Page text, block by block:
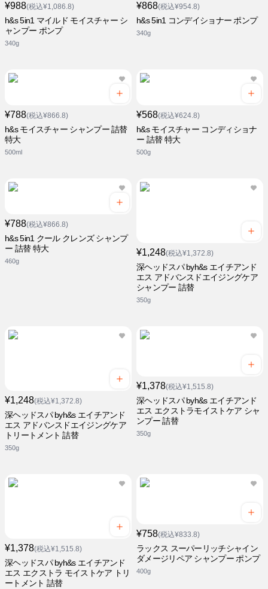
¥988(税込¥1,086.8)
h&s 5in1 マイルド モイスチャー シ
ャンプー ポンプ
340g
¥868(税込¥954.8)
h&s 5in1 コンデイショナー ポンプ
340g
¥788(税込¥866.8)
h&s モイスチャー シャンプー 詰替
特大
500ml
¥568(税込¥624.8)
h&s モイスチャー コンディショナ
ー 詰替 特大
500g
¥788(税込¥866.8)
h&s 5in1 クール クレンズ シャンプ
ー 詰替 特大
460g
¥1,248(税込¥1,372.8)
深ヘッドスパ byh&s エイチアンド
エス アドバンスドエイジングケア
シャンプー 詰替
350g
¥1,248(税込¥1,372.8)
深ヘッドスパ byh&s エイチアンド
エス アドバンスドエイジングケア
トリートメント 詰替
350g
¥1,378(税込¥1,515.8)
深ヘッドスパ byh&s エイチアンド
エス エクストラモイストケア シャ
ンプー 詰替
350g
¥1,378(税込¥1,515.8)
深ヘッドスパ byh&s エイチアンド
エス エクストラ モイストケア トリ
ートメント 詰替
¥758(税込¥833.8)
ラックス スーパーリッチシャイン
ダメージリペア シャンプー ポンプ
400g